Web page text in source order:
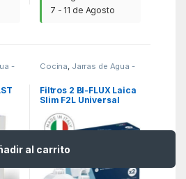
al carrito
7 - 11 de Agosto
- Cocina Jarras de Agua -
Hervidores
Filtros 2 BI-FLUX Laica
Slim F2L Universal